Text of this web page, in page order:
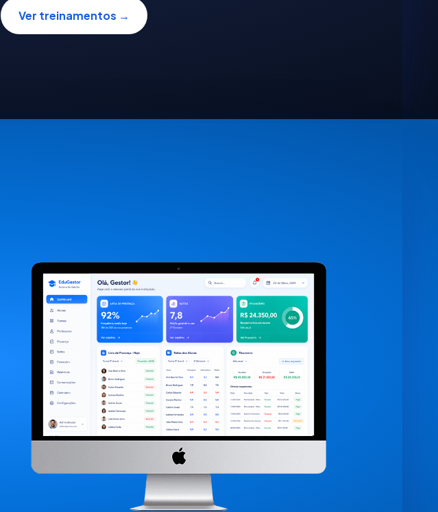
Ver treinamentos →